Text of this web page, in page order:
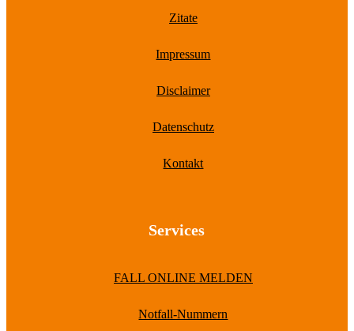
Zitate
Impressum
Disclaimer
Datenschutz
Kontakt
Services
FALL ONLINE MELDEN
Notfall-Nummern